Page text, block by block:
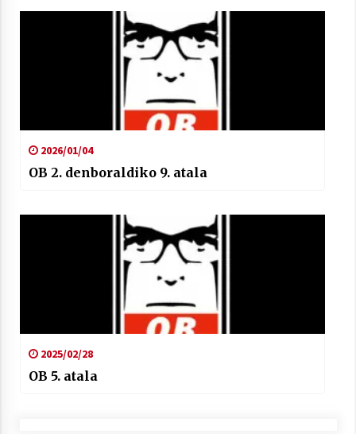
2026/01/04
OB 2. denboraldiko 9. atala
2025/02/28
OB 5. atala